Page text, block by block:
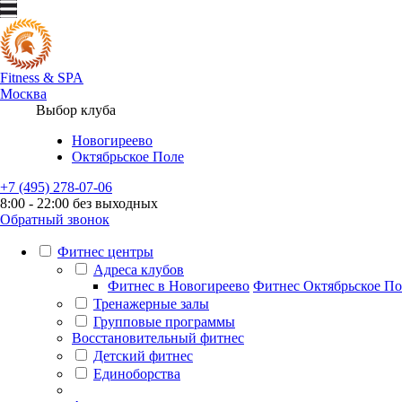
Fitness & SPA
Москва
Выбор клуба
Новогиреево
Октябрьское Поле
+7 (495) 278-07-06
8:00 - 22:00 без выходных
Обратный звонок
Фитнес центры
Адреса клубов
Фитнес в Новогиреево Фитнес Октябрьское
Тренажерные залы
Групповые программы
Восстановительный фитнес
Детский фитнес
Единоборства